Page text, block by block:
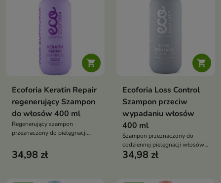

Ecoforia Keratin Repair
regenerujący Szampon
do włosów 400 ml
Regenerujący szampon
przeznaczony do pielęgnacji
osłabionych i podatnych na
łamanie.
34,98 zł

Ecoforia Loss Control
Szampon przeciw
wypadaniu włosów
400 ml
Szampon przeznaczony do
codziennej pielęgnacji włosów
osłabionych i skłonnych do
34,98 zł